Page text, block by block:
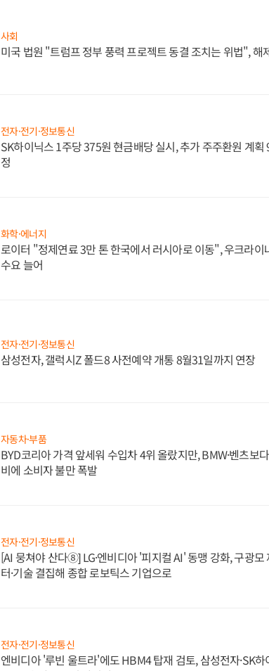
사회
미국 법원 "트럼프 정부 풍력 프로젝트 동결 조치는 위법", 해
전자·전기·정보통신
SK하이닉스 1주당 375원 현금배당 실시, 추가 주주환원 계획
정
화학·에너지
로이터 "정제연료 3만 톤 한국에서 러시아로 이동", 우크라이
수요 늘어
전자·전기·정보통신
삼성전자, 갤럭시Z 폴드8 사전예약 개통 8월31일까지 연장
자동차·부품
BYD코리아 가격 앞세워 수입차 4위 올랐지만, BMW·벤츠보
비에 소비자 불만 폭발
전자·전기·정보통신
[AI 뭉쳐야 산다⑧] LG·엔비디아 '피지컬 AI' 동맹 강화, 구광모
터·기술 결집해 종합 로보틱스 기업으로
전자·전기·정보통신
엔비디아 '루빈 울트라'에도 HBM4 탑재 검토, 삼성전자·SK